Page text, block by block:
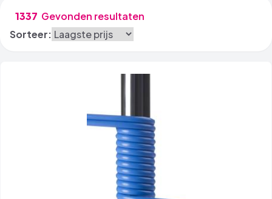
1337 Gevonden resultaten
Sorteer: